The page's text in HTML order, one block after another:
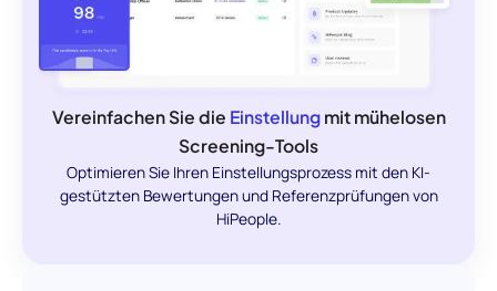
Vereinfachen Sie die Einstellungmit mühelosen
Screening-Tools
Optimieren Sie Ihren Einstellungsprozess mit den KI-
gestützten Bewertungen und Referenzprüfungen von
HiPeople.